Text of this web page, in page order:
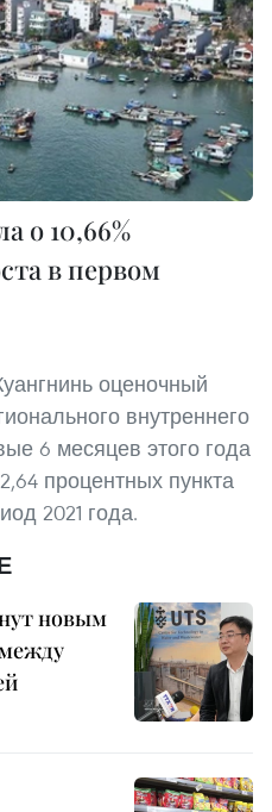
о 10,66%
в первом
оценочный
внутреннего
6 месяцев этого года
процентных пункта
2021 года.
новым